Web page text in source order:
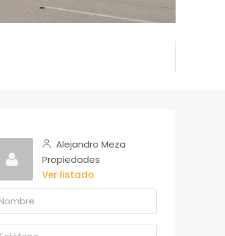
Alejandro Meza
Propiedades
Ver listado